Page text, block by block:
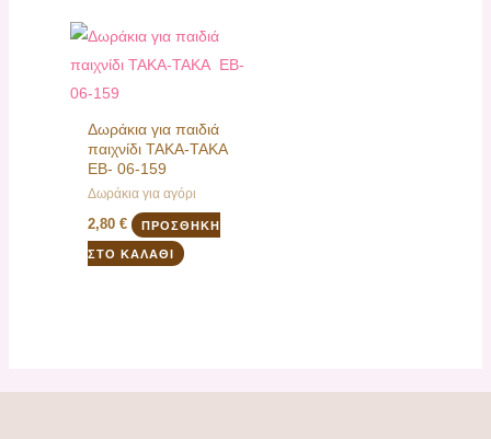
Δωράκια για παιδιά
παιχνίδι ΤΑΚΑ-ΤΑΚΑ
ΕΒ- 06-159
Δωράκια για αγόρι
2,80€ ΠΡΟΣΘΉΚΗ
ΣΤΟ ΚΑΛΆΘΙ